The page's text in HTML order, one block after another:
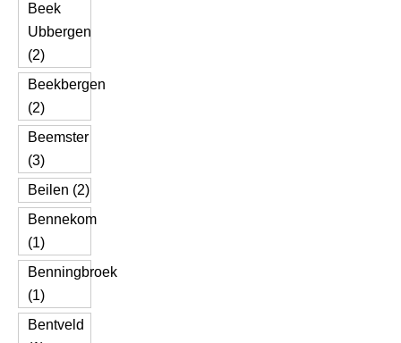
Beek
Ubbergen
(2)
Beekbergen
(2)
Beemster
(3)
Beilen (2)
Bennekom
(1)
Benningbroek
(1)
Bentveld